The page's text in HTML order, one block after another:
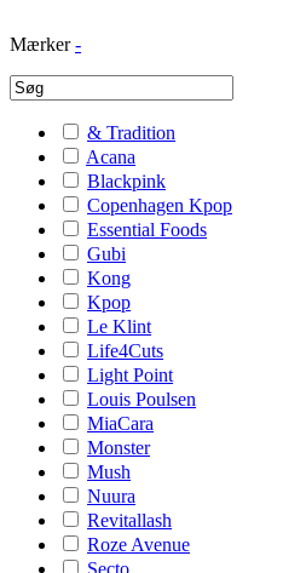
Mærker -
& Tradition
Acana
Blackpink
Copenhagen Kpop
Essential Foods
Gubi
Kong
Kpop
Le Klint
Life4Cuts
Light Point
Louis Poulsen
MiaCara
Monster
Mush
Nuura
Revitallash
Roze Avenue
Secto